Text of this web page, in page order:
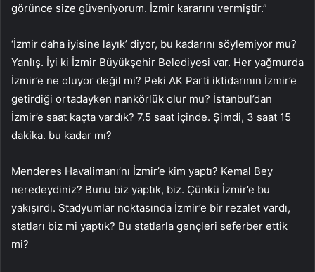
görünce size güveniyorum. İzmir kararını vermiştir.”
‘İzmir daha iyisine layık’ diyor, bu kadarını söylemiyor mu?
Yanlış. İyi ki İzmir Büyükşehir Belediyesi var. Her yağmurda
İzmir’e ne oluyor değil mi? Peki AK Parti iktidarının İzmir’e
getirdiği ortadayken nankörlük olur mu? İstanbul’dan
İzmir’e saat kaçta vardık? 7.5 saat içinde. Şimdi, 3 saat 15
dakika. bu kadar mı?
Menderes Havalimanı’nı İzmir’e kim yaptı? Kemal Bey
neredeydiniz? Bunu biz yaptık, biz. Çünkü İzmir’e bu
yakışırdı. Stadyumlar noktasında İzmir’e bir rezalet vardı,
statları biz mi yaptık? Bu statlarla gençleri seferber ettik
mi?